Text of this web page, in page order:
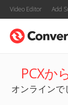
Video Editor Add
PCXか
オンライン